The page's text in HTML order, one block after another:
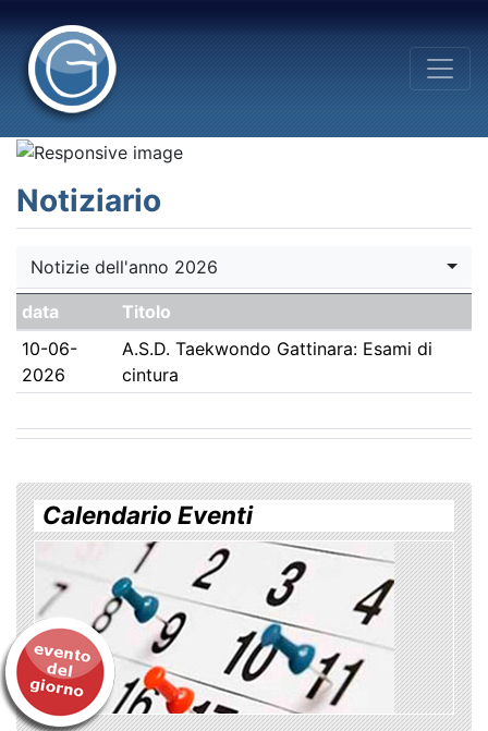
Notiziario
Notizie dell'anno 2026
data
Titolo
10-06-
2026
A.S.D. Taekwondo Gattinara: Esami di
cintura
Calendario Eventi